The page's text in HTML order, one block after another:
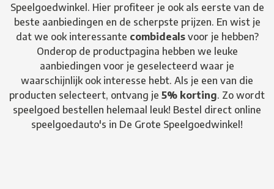
Speelgoedwinkel. Hier profiteer je ook als eerste van de
beste aanbiedingen en de scherpste prijzen. En wist je
dat we ook interessante combidealsvoor je hebben?
Onderop de productpagina hebben we leuke
aanbiedingen voor je geselecteerd waar je
waarschijnlijk ook interesse hebt. Als je een van die
producten selecteert, ontvang je 5% korting. Zo wordt
speelgoed bestellen helemaal leuk! Bestel direct online
speelgoedauto's in De Grote Speelgoedwinkel!